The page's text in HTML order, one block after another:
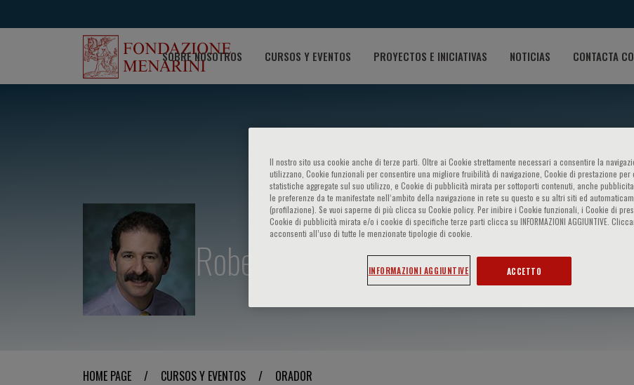
SOBRE NOSOTROS CURSOS Y EVENTOS PROYECTOS E INICIATIVAS NOTICIAS CONTACTA
Robert Brown
HOME PAGE / CURSOS Y EVENTOS / ORADOR
Il nostro sito usa cookie anche di terze parti. Oltre ai Cookie strettamente necessari a consentire la
utilizzano, Cookie funzionali per consentire una migliore fruibilità di navigazione, Cookie di prestazione per
statistiche aggregate sul suo utilizzo, e Cookie di pubblicità mirata per sottoporti contenuti, anche
le preferenze da te manifestate nell‘ambito della navigazione in rete su questo e su altri siti ed
(profilazione). Se vuoi saperne di più clicca su Cookie policy. Per inibire i Cookie funzionali, i Cookie di
Cookie di pubblicità mirata e/o i cookie di specifiche terze parti clicca su INFORMAZIONI AGGIUNTIVE.
acconsenti all’uso di tutte le menzionate tipologie di cookie.
INFORMAZIONI AGGIUNTIVE ACCETTO